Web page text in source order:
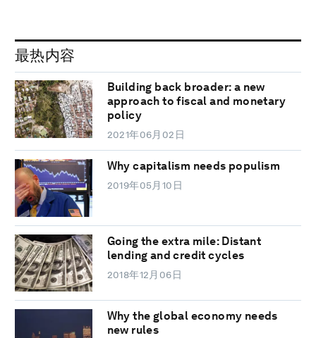
最热内容
Building back broader: a new
approach to fiscal and monetary
policy
2021年06月02日
Why capitalism needs populism
2019年05月10日
Going the extra mile: Distant
lending and credit cycles
2018年12月06日
Why the global economy needs
new rules